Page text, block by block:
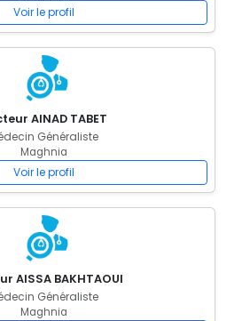
Voir le profil
AINAD TABET
Généraliste
Maghnia
Voir le profil
AISSA BAKHTAOUI
Généraliste
Maghnia